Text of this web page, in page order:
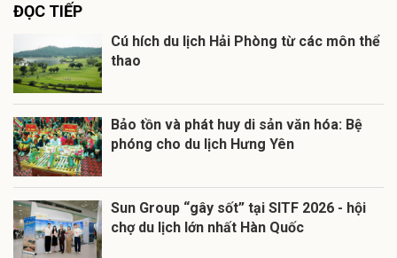
ĐỌC TIẾP
Cú hích du lịch Hải Phòng từ các môn thể
thao
Bảo tồn và phát huy di sản văn hóa: Bệ
phóng cho du lịch Hưng Yên
Sun Group “gây sốt” tại SITF 2026 - hội
chợ du lịch lớn nhất Hàn Quốc